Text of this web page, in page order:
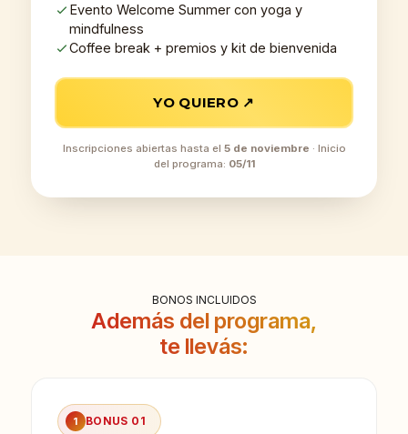
Evento Welcome Summer con yoga y
mindfulness
Coffee break + premios y kit de bienvenida
YO QUIERO ↗
Inscripciones abiertas hasta el 5 de noviembre · Inicio
del programa: 05/11
BONOS INCLUIDOS
Además del programa,
te llevás:
1 BONUS 01